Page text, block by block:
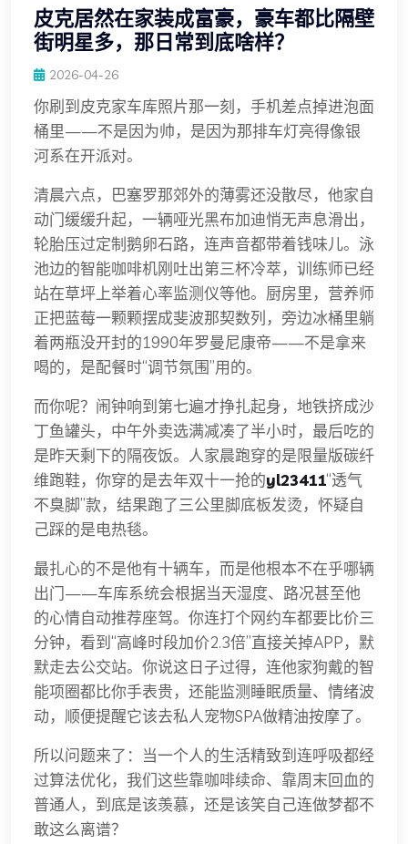
皮克居然在家装成富豪，豪车都比隔壁
街明星多，那日常到底啥样？
2026-04-26
你刷到皮克家车库照片那一刻，手机差点掉进泡面
桶里——不是因为帅，是因为那排车灯亮得像银
河系在开派对。
清晨六点，巴塞罗那郊外的薄雾还没散尽，他家自
动门缓缓升起，一辆哑光黑布加迪悄无声息滑出，
轮胎压过定制鹅卵石路，连声音都带着钱味儿。泳
池边的智能咖啡机刚吐出第三杯冷萃，训练师已经
站在草坪上举着心率监测仪等他。厨房里，营养师
正把蓝莓一颗颗摆成斐波那契数列，旁边冰桶里躺
着两瓶没开封的1990年罗曼尼康帝——不是拿来
喝的，是配餐时“调节氛围”用的。
而你呢？闹钟响到第七遍才挣扎起身，地铁挤成沙
丁鱼罐头，中午外卖选满减凑了半小时，最后吃的
是昨天剩下的隔夜饭。人家晨跑穿的是限量版碳纤
维跑鞋，你穿的是去年双十一抢的yl23411“透气
不臭脚”款，结果跑了三公里脚底板发烫，怀疑自
己踩的是电热毯。
最扎心的不是他有十辆车，而是他根本不在乎哪辆
出门——车库系统会根据当天湿度、路况甚至他
的心情自动推荐座驾。你连打个网约车都要比价三
分钟，看到“高峰时段加价2.3倍”直接关掉APP，默
默走去公交站。你说这日子过得，连他家狗戴的智
能项圈都比你手表贵，还能监测睡眠质量、情绪波
动，顺便提醒它该去私人宠物SPA做精油按摩了。
所以问题来了：当一个人的生活精致到连呼吸都经
过算法优化，我们这些靠咖啡续命、靠周末回血的
普通人，到底是该羡慕，还是该笑自己连做梦都不
敢这么离谱？